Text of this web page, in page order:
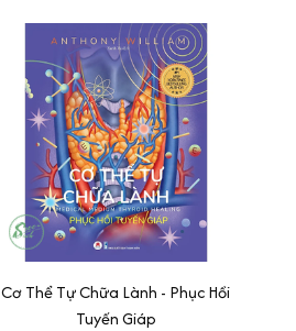
Cơ Thể Tự Chữa Lành - Phục Hồi
Tuyến Giáp